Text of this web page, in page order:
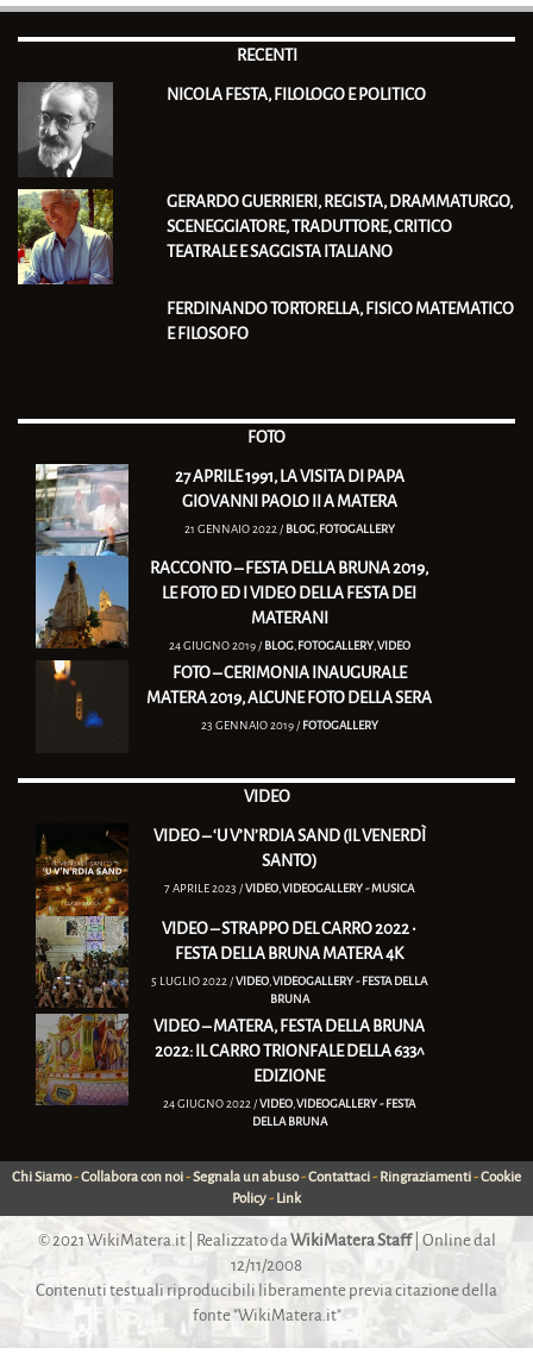
RECENTI
NICOLA FESTA, FILOLOGO E POLITICO
GERARDO GUERRIERI, REGISTA, DRAMMATURGO,
SCENEGGIATORE, TRADUTTORE, CRITICO
TEATRALE E SAGGISTA ITALIANO
FERDINANDO TORTORELLA, FISICO MATEMATICO
E FILOSOFO
FOTO
27 APRILE 1991, LA VISITA DI PAPA
GIOVANNI PAOLO II A MATERA
21 GENNAIO 2022 / BLOG, FOTOGALLERY
RACCONTO – FESTA DELLA BRUNA 2019,
LE FOTO ED I VIDEO DELLA FESTA DEI
MATERANI
24 GIUGNO 2019 / BLOG, FOTOGALLERY,VIDEO
FOTO – CERIMONIA INAUGURALE
MATERA 2019, ALCUNE FOTO DELLA SERA
23 GENNAIO 2019 / FOTOGALLERY
VIDEO
VIDEO – ‘U V’N’RDIA SAND (IL VENERDÌ
SANTO)
7 APRILE 2023 /VIDEO ,VIDEOGALLERY - MUSICA
VIDEO – STRAPPO DEL CARRO 2022 •
FESTA DELLA BRUNA MATERA 4K
5 LUGLIO 2022 /VIDEO ,VIDEOGALLERY - FESTA DELLA
BRUNA
VIDEO – MATERA, FESTA DELLA BRUNA
2022: IL CARRO TRIONFALE DELLA 633^
EDIZIONE
24 GIUGNO 2022 /VIDEO ,VIDEOGALLERY - FESTA
DELLA BRUNA
Chi Siamo-Collabora con noi-Segnala un abuso-Contattaci- Ringraziamenti-Cookie
Policy- Link
© 2021WikiMatera.it| Realizzato da WikiMatera Staff| Online dal
12/11/2008
Contenuti testuali riproducibili liberamente previa citazione della
fonte "WikiMatera.it"